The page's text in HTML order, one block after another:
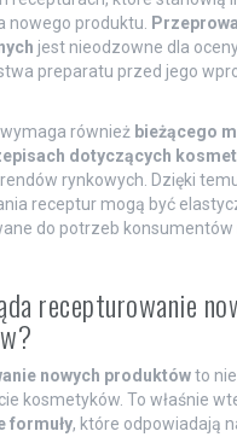
nowego produktu.
jest nieodzowne dla
preparatu przed jego
wymaga również bieżącego
dotyczących
rynkowych. Dzięki
receptur mogą być
do potrzeb konsumentów
recepturowanie
nowych produktówto
kosmetyków. To właśnie
formuły, które odpowiadają